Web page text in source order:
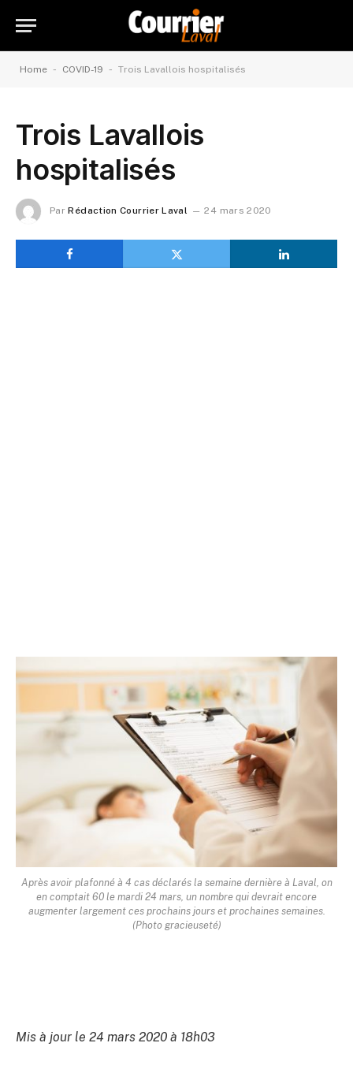
Home - COVID-19 - Trois Lavallois hospitalisés
Trois Lavallois
hospitalisés
Par Rédaction Courrier Laval 24 mars 2020
Après avoir plafonné à 4 cas déclarés la semaine dernière à Laval, on
en comptait 60 le mardi 24 mars, un nombre qui devrait encore
augmenter largement ces prochains jours et prochaines semaines.
(Photo gracieuseté)
Mis à jour le 24 mars 2020 à 18h03